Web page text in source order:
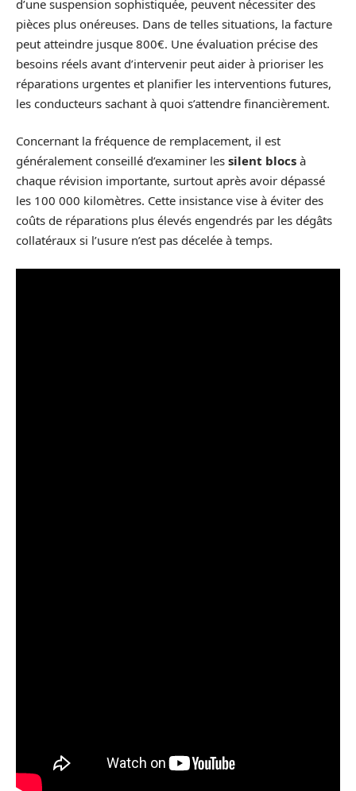
d’une suspension sophistiquée, peuvent nécessiter des
pièces plus onéreuses. Dans de telles situations, la facture
peut atteindre jusque 800€. Une évaluation précise des
besoins réels avant d’intervenir peut aider à prioriser les
réparations urgentes et planifier les interventions futures,
les conducteurs sachant à quoi s’attendre financièrement.
Concernant la fréquence de remplacement, il est
généralement conseillé d’examiner les silent blocs à
chaque révision importante, surtout après avoir dépassé
les 100 000 kilomètres. Cette insistance vise à éviter des
coûts de réparations plus élevés engendrés par les dégâts
collatéraux si l’usure n’est pas décelée à temps.